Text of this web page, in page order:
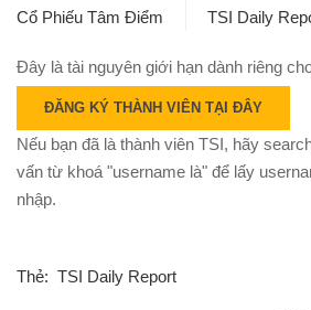
Cổ Phiếu Tâm Điểm TSI Daily
Đây là tài nguyên giới hạn dành riêng
ĐĂNG KÝ THÀNH VIÊN TẠI ĐÂY
Nếu bạn đã là thành viên TSI, hãy
vấn từ khoá "username là" để lấy
nhập.
Thẻ: TSI Daily Report